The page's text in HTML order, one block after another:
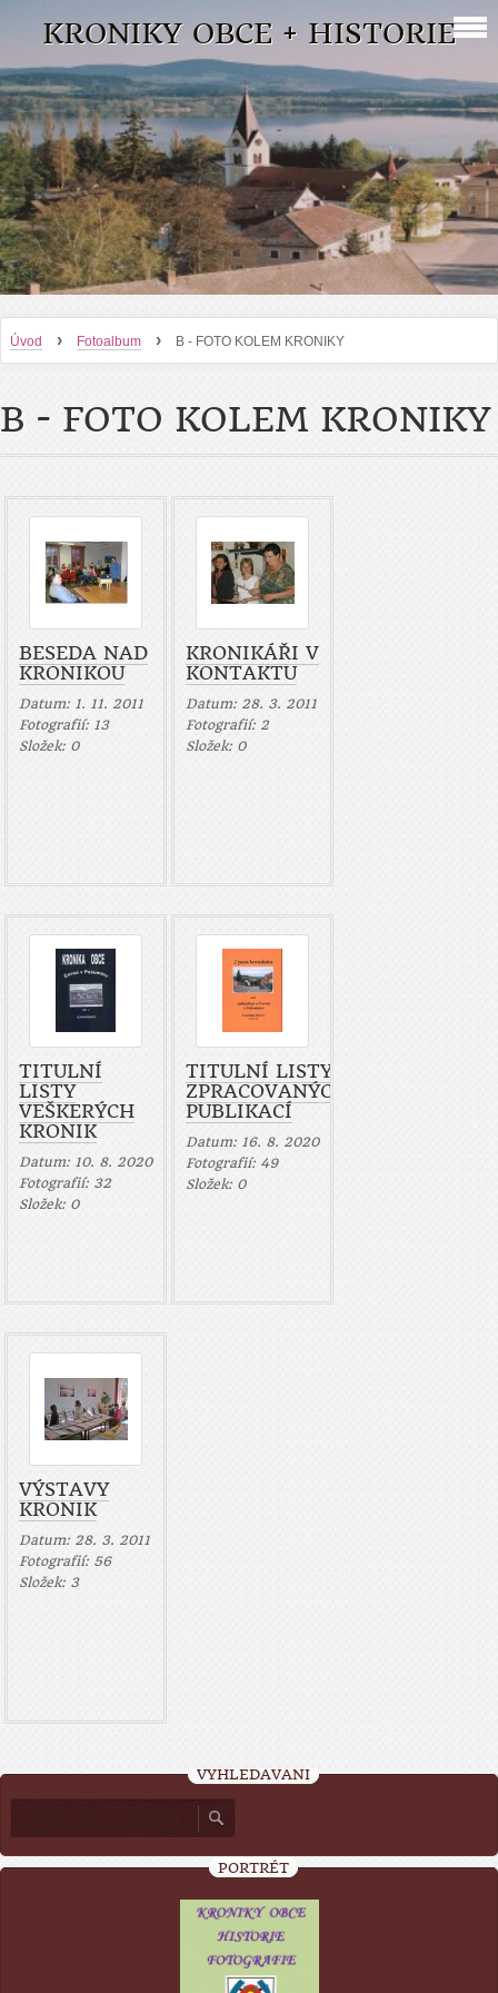
KRONIKY OBCE + HISTORIE
Úvod › Fotoalbum › B - FOTO KOLEM KRONIKY
B - FOTO KOLEM KRONIKY
BESEDA NAD
KRONIKOU
Datum: 1. 11. 2011
Fotografií: 13
Složek: 0
KRONIKÁŘI V
KONTAKTU
Datum: 28. 3. 2011
Fotografií: 2
Složek: 0
TITULNÍ
LISTY
VEŠKERÝCH
KRONIK
Datum: 10. 8. 2020
Fotografií: 32
Složek: 0
TITULNÍ LISTY
ZPRACOVANÝCH
PUBLIKACÍ
Datum: 16. 8. 2020
Fotografií: 49
Složek: 0
VÝSTAVY
KRONIK
Datum: 28. 3. 2011
Fotografií: 56
Složek: 3
VYHLEDÁVÁNÍ
PORTRÉT